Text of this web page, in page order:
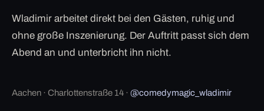
Wladimir arbeitet direkt bei den Gästen, ruhig und
ohne große Inszenierung. Der Auftritt passt sich dem
Abend an und unterbricht ihn nicht.
Aachen · Charlottenstraße 14 · @comedymagic_wladimir